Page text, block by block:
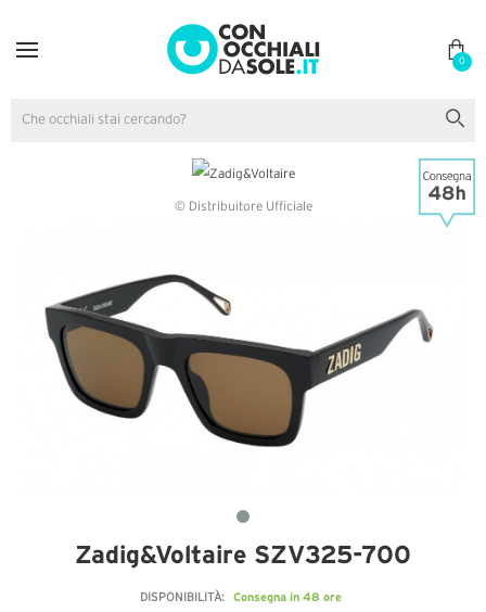
0
© Distribuitore Ufficiale
Zadig&Voltaire SZV325-700
DISPONIBILITÀ: Consegna in 48 ore